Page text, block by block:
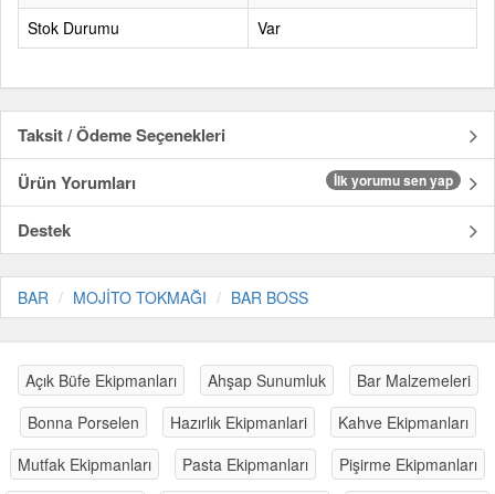
Stok Durumu
Var
Taksit / Ödeme Seçenekleri
Ürün Yorumları
İlk yorumu sen yap
Destek
BAR MOJİTO TOKMAĞI BAR BOSS
Açık Büfe Ekipmanları Ahşap Sunumluk
Bar Malzemeleri
Bonna Porselen
Hazırlık Ekipmanlari
Kahve Ekipmanları
Mutfak Ekipmanları
Pasta Ekipmanları
Pişirme Ekipmanları